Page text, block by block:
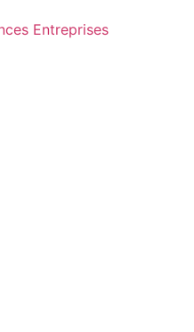
Entreprises